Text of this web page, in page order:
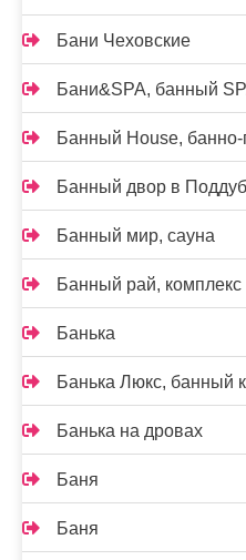
Бани Чеховские
Бани&SPA, банный
Банный House, банно-
Банный двор в
Банный мир, сауна
Банный рай, комплекс
Банька
Банька Люкс, банный
Банька на дровах
Баня
Баня